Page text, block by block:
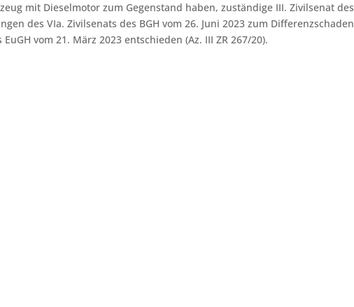
mit Dieselmotor zum Gegenstand haben, zuständige III. Zivilsenat des
des VIa. Zivilsenats des BGH vom 26. Juni 2023 zum Differenzschaden
vom 21. März 2023 entschieden (Az. III ZR 267/20).